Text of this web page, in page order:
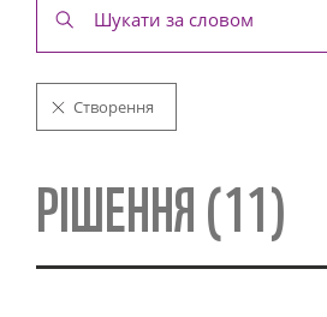
Створення
РІШЕННЯ (11)